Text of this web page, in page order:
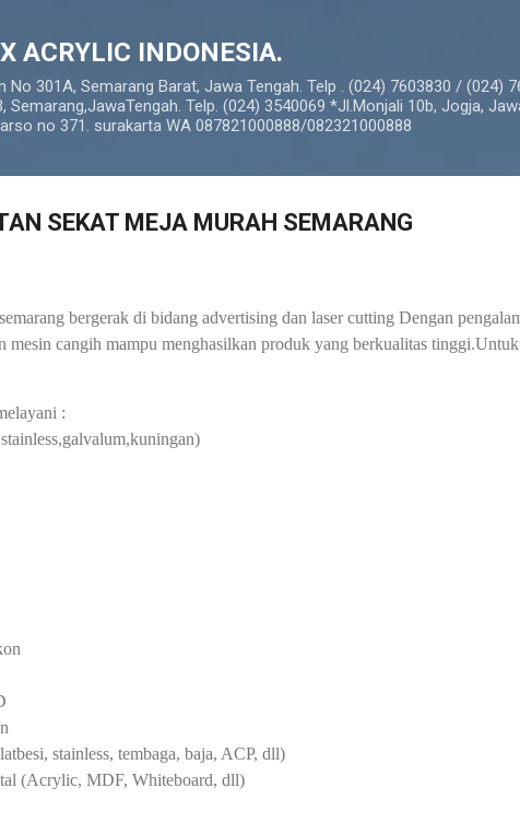
ACRYLIC INDONESIA.
No 301A, Semarang Barat, Jawa Tengah. Telp . (024) 7603830 / (024)
Semarang,JawaTengah. Telp. (024) 3540069 *Jl.Monjali 10b, Jogja,
no 371. surakarta WA 087821000888/082321000888
SEKAT MEJA MURAH SEMARANG
bergerak di bidang advertising dan laser cutting Dengan
mesin cangih mampu menghasilkan produk yang berkualitas
:
stainless, tembaga, baja, ACP, dll)
(Acrylic, MDF, Whiteboard, dll)